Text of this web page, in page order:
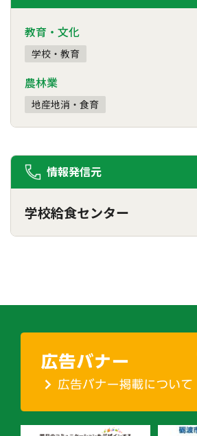
教育・文化
学校・教育
農林業
地産地消・食育
情報発信元
学校給食センター